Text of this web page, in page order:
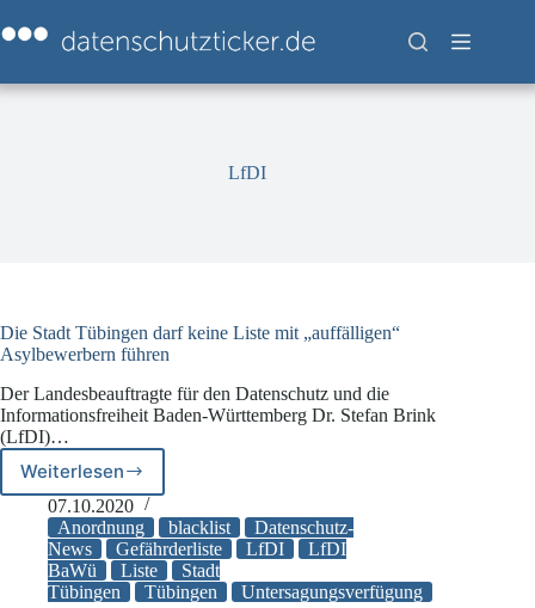
Inhalt
springen
LfDI
Die Stadt Tübingen darf keine Liste mit „auffälligen“
Asylbewerbern führen
Der Landesbeauftragte für den Datenschutz und die
Informationsfreiheit Baden-Württemberg Dr. Stefan Brink
(LfDI)…
Weiterlesen
Die
Stadt
Tübingen
darf
keine
Liste
07.10.2020
Anordnung
blacklist
Datenschutz-
News
Gefährderliste LfDI
LfDI
BaWü
Liste
Stadt
Tübingen
Tübingen Untersagungsverfügung